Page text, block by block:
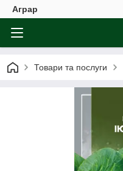
Аграр
Товари та послуги